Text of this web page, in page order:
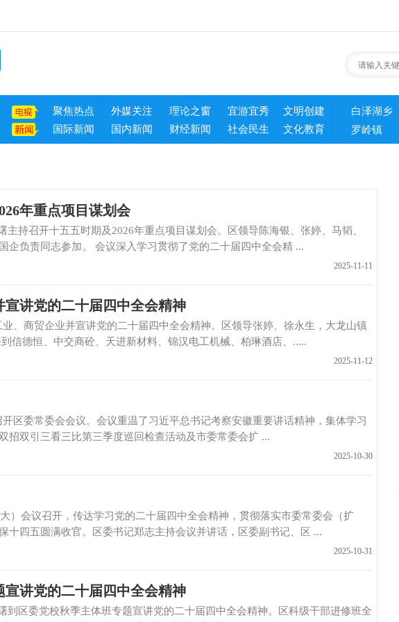
聚焦热点 外媒关注 理论之窗 宜游宜秀
文明创建
国际新闻
国内新闻 财经新闻 社会民生 文化教育
白泽湖乡
罗岭镇
年重点项目谋划会
召开十五五时期及2026年重点项目谋划会。区领导陈海银、张婷、马韬、
企负责同志参加。 会议深入学习贯彻了党的二十届四中全会精 ...
2025-11-11
讲党的二十届四中全会精神
商贸企业并宣讲党的二十届四中全会精神。区领导张婷、徐永生，大龙山镇
信德恒、中交商砼、天进新材料、锦汉电工机械、柏琳酒店、.....
2025-11-12
委常委会会议。会议重温了习近平总书记考察安徽重要讲话精神，集体学习
招双引三看三比第三季度巡回检查活动及市委常委会扩 ...
2025-10-30
议召开，传达学习党的二十届四中全会精神，贯彻落实市委常委会（扩
十四五圆满收官。区委书记郑志主持会议并讲话，区委副书记、区 ...
2025-10-31
讲党的二十届四中全会精神
区委党校秋季主体班专题宣讲党的二十届四中全会精神。区科级干部进修班全